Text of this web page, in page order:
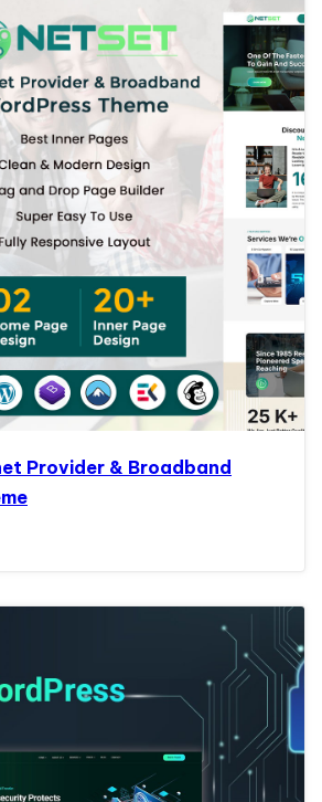
Provider & Broadband